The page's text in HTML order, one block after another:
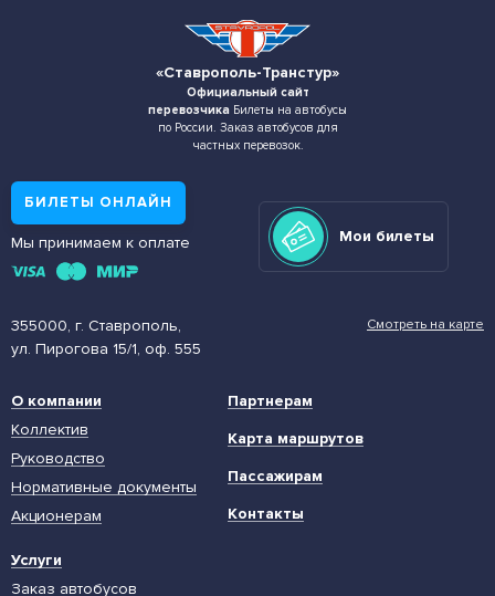
«Ставрополь-Транстур»
Официальный сайт
перевозчика Билеты на автобусы
по России. Заказ автобусов для
частных перевозок.
355000, г. Ставрополь,
ул. Пирогова 15/1, оф. 555
Смотреть на карте
БИЛЕТЫ ОНЛАЙН
Мы принимаем к оплате Мои билеты
О компании
Коллектив
Руководство
Нормативные документы
Акционерам
Услуги
Заказ автобусов
Партнерам
Карта маршрутов
Пассажирам
Контакты